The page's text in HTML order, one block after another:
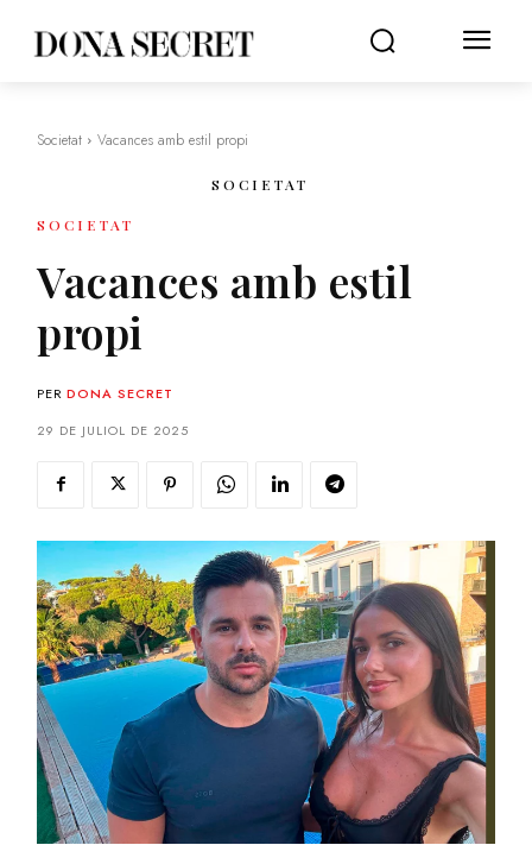
Societat Vacances amb estil propi
SOCIETAT
SOCIETAT
Vacances amb estil
propi
PER DONA SECRET
29 DE JULIOL DE 2025